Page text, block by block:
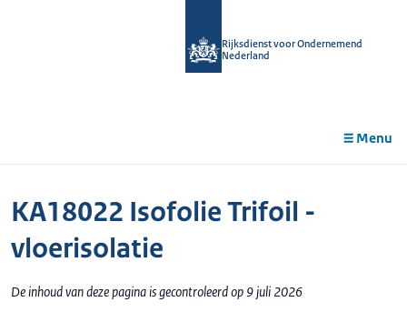
Rijksdienst voor Ondernemend
Nederland
Menu
KA18022 Isofolie Trifoil -
vloerisolatie
De inhoud van deze pagina is gecontroleerd op 9 juli 2026